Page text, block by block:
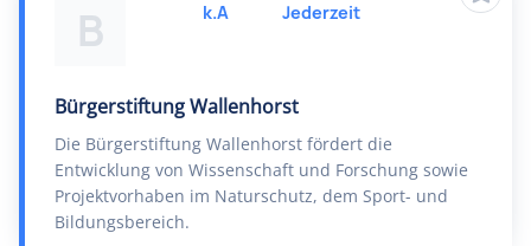
B
Bürgerstiftung Wallenhorst
Die Bürgerstiftung Wallenhorst fördert die
Entwicklung von Wissenschaft und Forschung sowie
Projektvorhaben im Naturschutz, dem Sport- und
Bildungsbereich.
k.A Jederzeit